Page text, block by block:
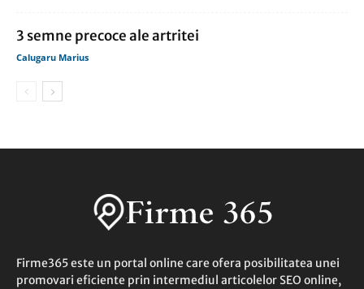
3 semne precoce ale artritei
Calugaru Marius
Firme365 este un portal online care ofera posibilitatea unei
promovari eficiente prin intermediul articolelor SEO online,